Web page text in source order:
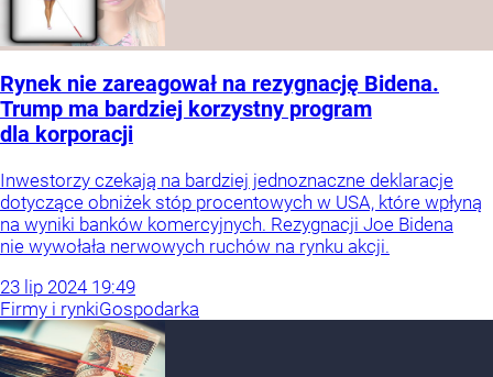
Rynek nie zareagował na rezygnację Bidena.
Trump ma bardziej korzystny program
dla korporacji
Inwestorzy czekają na bardziej jednoznaczne deklaracje
dotyczące obniżek stóp procentowych w USA, które wpłyną
na wyniki banków komercyjnych. Rezygnacji Joe Bidena
nie wywołała nerwowych ruchów na rynku akcji.
23 lip 2024 19:49
Firmy i rynkiGospodarka